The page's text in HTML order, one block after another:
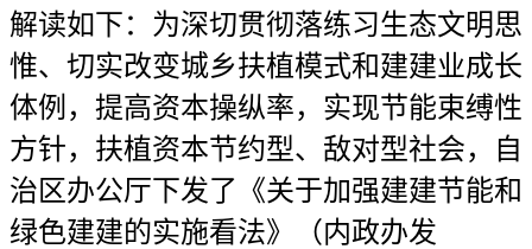
解读如下：为深切贯彻落练习生态文明思
惟、切实改变城乡扶植模式和建建业成长
体例，提高资本操纵率，实现节能束缚性
方针，扶植资本节约型、敌对型社会，自
治区办公厅下发了《关于加强建建节能和
绿色建建的实施看法》（内政办发